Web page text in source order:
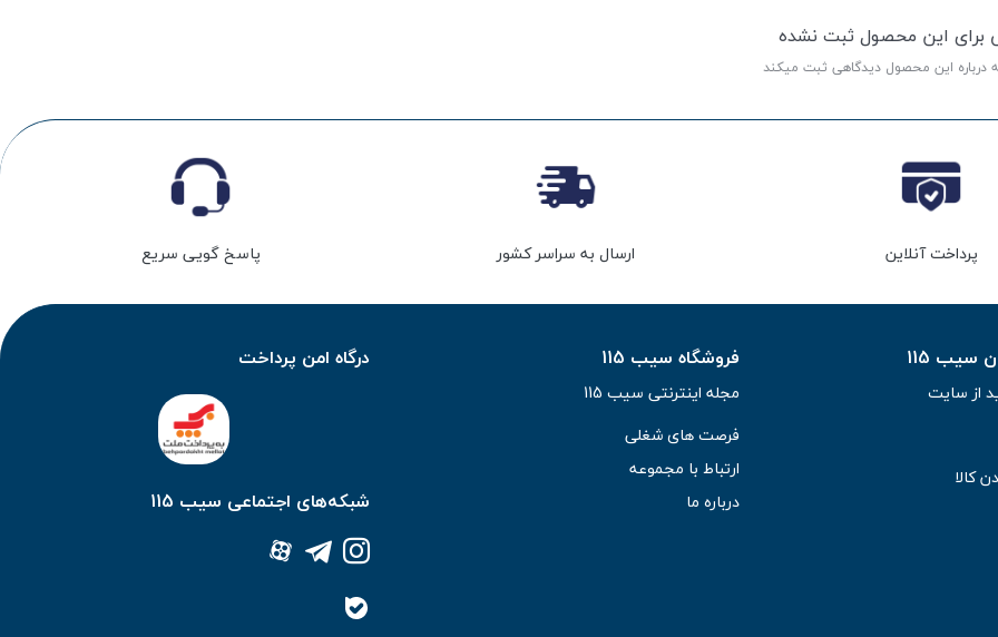
برای این محصول ثبت نشده
درباره این محصول دیدگاهی ثبت میکند
پرداخت آنلاین ارسال به سراسر کشور پاسخ گویی سریع
115
از سایت
کالا
فروشگاه سیب 115
مجله اینترنتی سیب 115
فرصت های شغلی
ارتباط با مجموعه
درباره ما
درگاه امن پرداخت
شبکه‌های اجتماعی سیب 115